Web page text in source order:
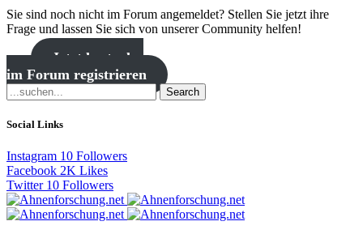
Sie sind noch nicht im Forum angemeldet? Stellen Sie jetzt ihre
Frage und lassen Sie sich von unserer Community helfen!
Jetzt kostenlos
im Forum registrieren
Search
Social Links
Instagram 10 Followers
Facebook 2K Likes
Twitter 10 Followers